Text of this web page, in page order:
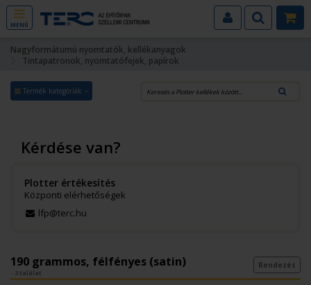
MENÜ
Nagyformátumú nyomtatók, kellékanyagok
Tintapatronok, nyomtatófejek, papírok
Termék kategóriák
Kérdése van?
Plotter értékesítés
Központi elérhetőségek
lfp@terc.hu
190 grammos, félfényes (satin)
- 3 találat
Rendezés